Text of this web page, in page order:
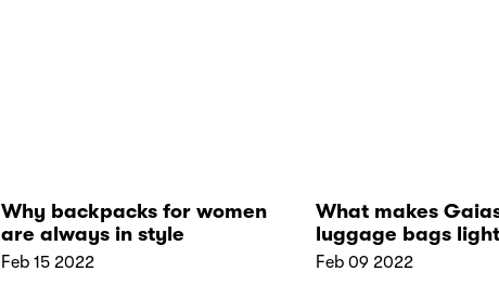
Why backpacks for women
are always in style
Feb 15 2022
What makes
luggage bags
durable?
Feb 09 2022